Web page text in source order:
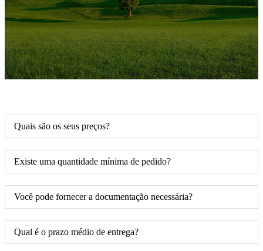
Quais são os seus preços?
Existe uma quantidade mínima de pedido?
Você pode fornecer a documentação necessária?
Qual é o prazo médio de entrega?